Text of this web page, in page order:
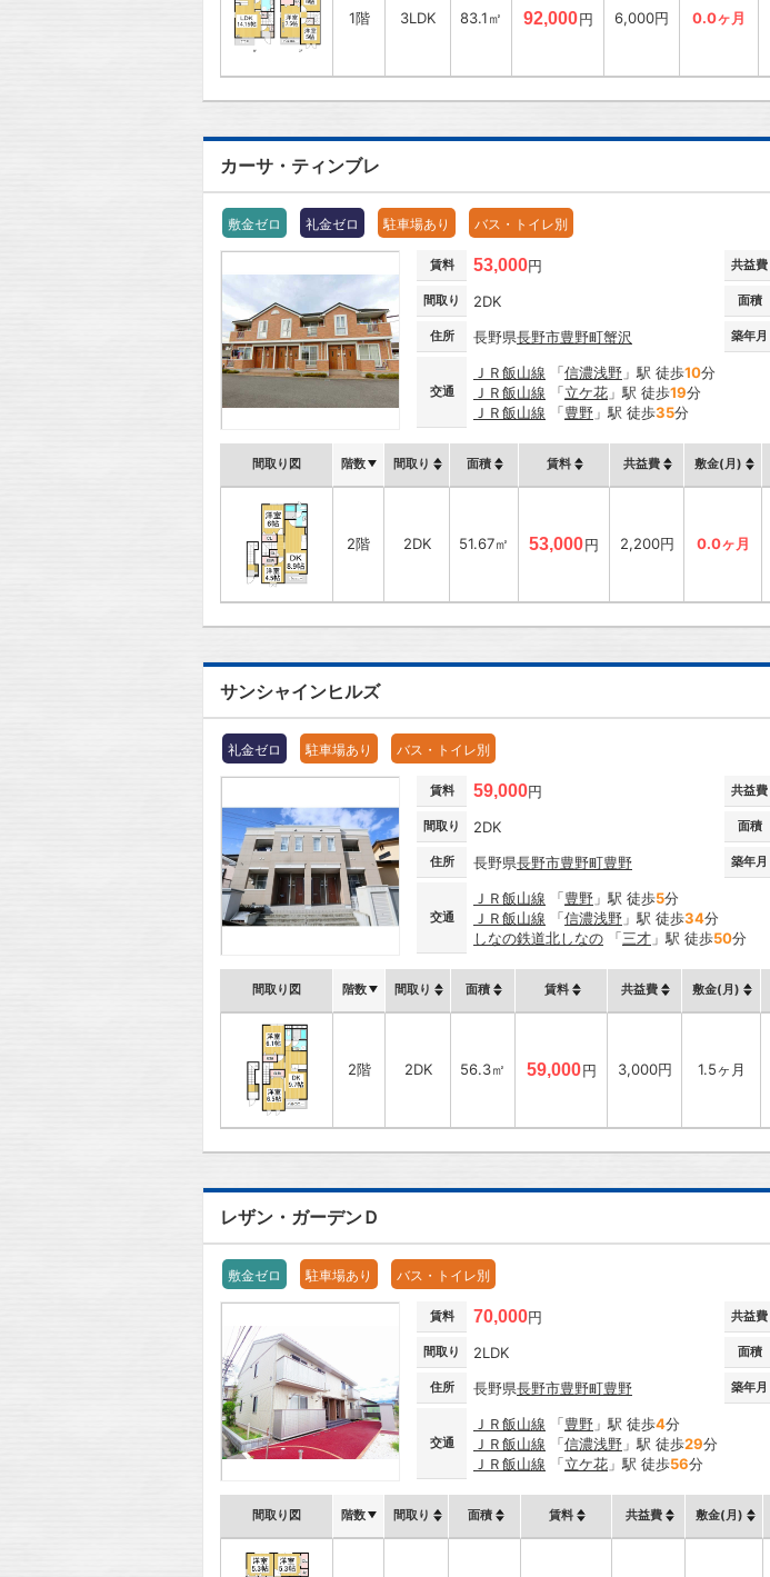
1階 3LDK 83.1㎡ 92,000円 6,000円 0.0ヶ月
カーサ・ティンブレ
敷金ゼロ 礼金ゼロ 駐車場あり バス・トイレ別
賃料 53,000円 共益費
間取り 2DK 面積
住所 長野県長野市豊野町蟹沢 築年月
交通
ＪＲ飯山線 「信濃浅野 」駅 徒歩10分
ＪＲ飯山線 「立ケ花 」駅 徒歩19分
ＪＲ飯山線 「豊野 」駅 徒歩35分
間取り図 階数 間取り 面積 賃料 共益費 敷金(月)
2階 2DK 51.67㎡ 53,000円 2,200円 0.0ヶ月
サンシャインヒルズ
礼金ゼロ 駐車場あり バス・トイレ別
賃料 59,000円 共益費
間取り 2DK 面積
住所 長野県長野市豊野町豊野 築年月
交通
ＪＲ飯山線 「豊野 」駅 徒歩5分
ＪＲ飯山線 「信濃浅野 」駅 徒歩34分
しなの鉄道北しなの 「三才 」駅 徒歩50分
間取り図 階数 間取り 面積 賃料 共益費 敷金(月)
2階 2DK 56.3㎡ 59,000円 3,000円 1.5ヶ月
レザン・ガーデンＤ
敷金ゼロ 駐車場あり バス・トイレ別
賃料 70,000円 共益費
間取り 2LDK 面積
住所 長野県長野市豊野町豊野 築年月
交通
ＪＲ飯山線 「豊野 」駅 徒歩4分
ＪＲ飯山線 「信濃浅野 」駅 徒歩29分
ＪＲ飯山線 「立ケ花 」駅 徒歩56分
間取り図 階数 間取り 面積 賃料 共益費 敷金(月)